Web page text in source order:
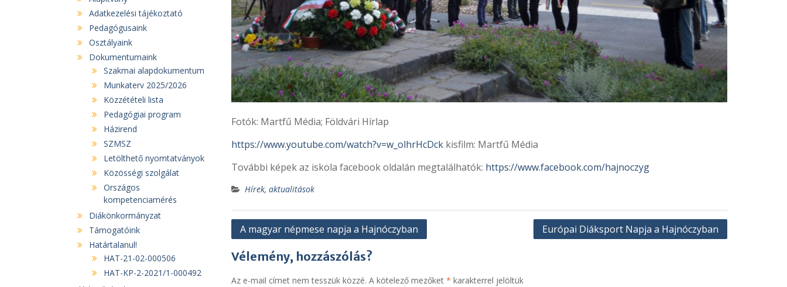
Fotók: Martfű Média; Földvári Hírlap
https://www.youtube.com/watch?v=w_olhrHcDckkisfilm: Martfű Média
További képek az iskola facebook oldalán megtalálhatók: https://www.facebook.com/hajnoczyg
Hírek, aktualitások
Bejegyzés
A magyar népmese napja a Hajnóczyban Európai Diáksport Napja a Hajnóczyban
Vélemény, hozzászólás?
Az e-mail címet nem tesszük közzé. A kötelező mezőket * karakterrel jelöltük
Adatkezelési tájékoztató
Pedagógusaink
Osztályaink
Dokumentumaink
Szakmai alapdokumentum
Munkaterv 2025/2026
Közzétételi lista
Pedagógiai program
Házirend
SZMSZ
Letölthető nyomtatványok
Közösségi szolgálat
Országos
kompetenciamérés
Diákönkormányzat
Támogatóink
Határtalanul!
HAT-21-02-000506
HAT-KP-2-2021/1-000492